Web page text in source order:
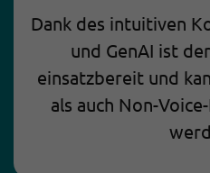
Dank des intuitiven
und GenAI ist
einsatzbereit und
als auch Non-